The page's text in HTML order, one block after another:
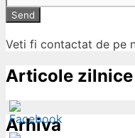
Send
Veti fi contactat de pe
Articole
Arhiva